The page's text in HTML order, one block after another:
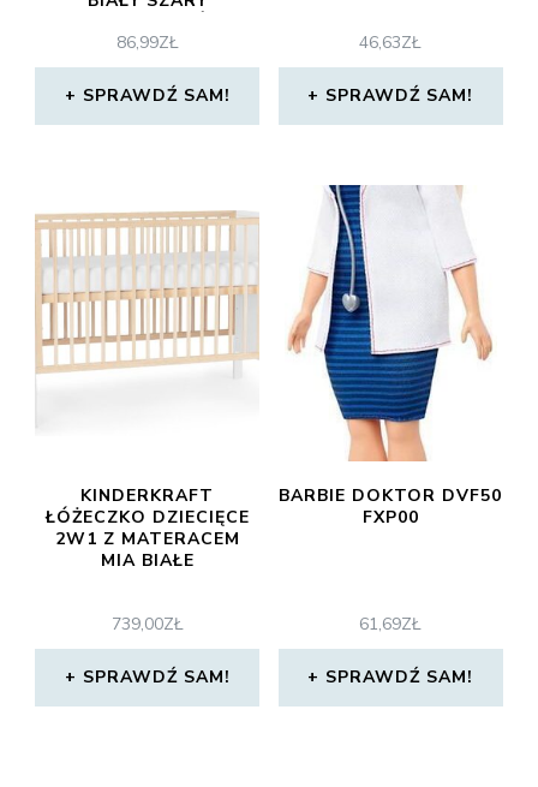
86,99ZŁ
SPRAWDŹ SAM!
46,63ZŁ
SPRAWDŹ SAM!
KINDERKRAFT
ŁÓŻECZKO DZIECIĘCE
2W1 Z MATERACEM
MIA BIAŁE
739,00ZŁ
SPRAWDŹ SAM!
BARBIE DOKTOR DVF50
FXP00
61,69ZŁ
SPRAWDŹ SAM!